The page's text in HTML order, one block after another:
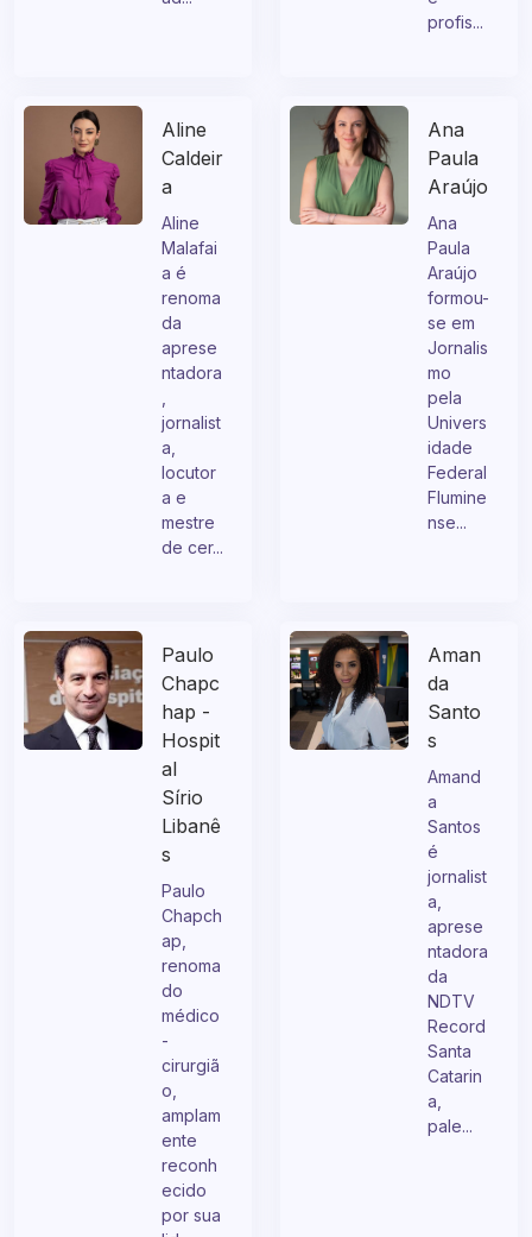
pesquis
ntadora
e
Aline
Caldeir
a
Aline
Malafai
a é
renoma
da
aprese
ntadora
,
jornalist
a,
locutor
a e
mestre
Ana
Paula
Araújo
Ana
Paula
Araújo
formou-
se em
Jornalis
mo
pela
Univers
idade
Federal
Flumine
Paulo
Chapc
hap -
Hospit
al
Sírio
Libanê
s
Paulo
Chapch
ap,
renoma
do
-
cirurgiã
o,
amplam
ente
reconh
ecido
Aman
da
Santo
s
Amand
a
Santos
é
jornalist
a,
aprese
ntadora
da
NDTV
Record
Santa
Catarin
a,